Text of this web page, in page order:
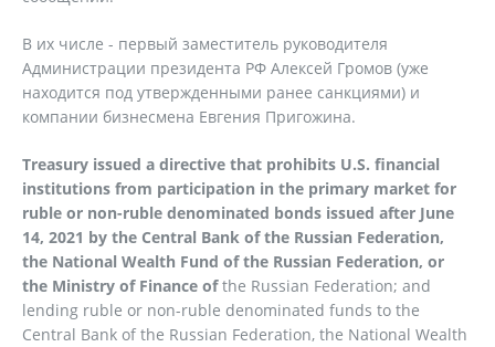
В их числе - первый заместитель руководителя
Администрации президента РФ Алексей Громов (уже
находится под утвержденными ранее санкциями) и
компании бизнесмена Евгения Пригожина.
Treasury issued a directive that prohibits U.S. financial
institutions from participation in the primary market for
ruble or non-ruble denominated bonds issued after June
14, 2021 by the Central Bank of the Russian Federation,
the National Wealth Fund of the Russian Federation, or
the Ministry of Finance ofthe Russian Federation; and
lending ruble or non-ruble denominated funds to the
Central Bank of the Russian Federation, the National Wealth